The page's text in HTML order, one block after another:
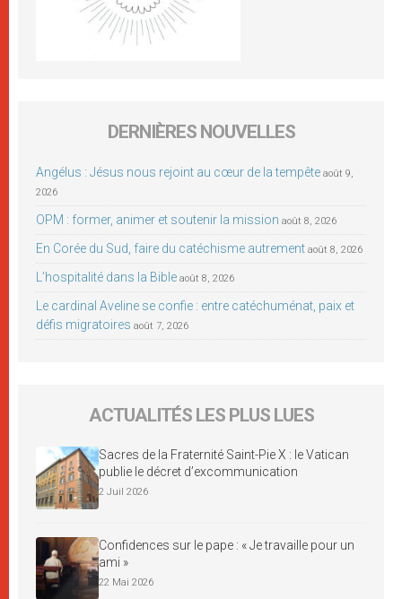
DERNIÈRES NOUVELLES
Angélus : Jésus nous rejoint au cœur de la tempête août 9,
2026
OPM : former, animer et soutenir la mission août 8, 2026
En Corée du Sud, faire du catéchisme autrement août 8, 2026
L’hospitalité dans la Bible août 8, 2026
Le cardinal Aveline se confie : entre catéchuménat, paix et
défis migratoires août 7, 2026
ACTUALITÉS LES PLUS LUES
Sacres de la Fraternité Saint-Pie X : le Vatican
publie le décret d’excommunication
2 Juil 2026
Confidences sur le pape : « Je travaille pour un
ami »
22 Mai 2026